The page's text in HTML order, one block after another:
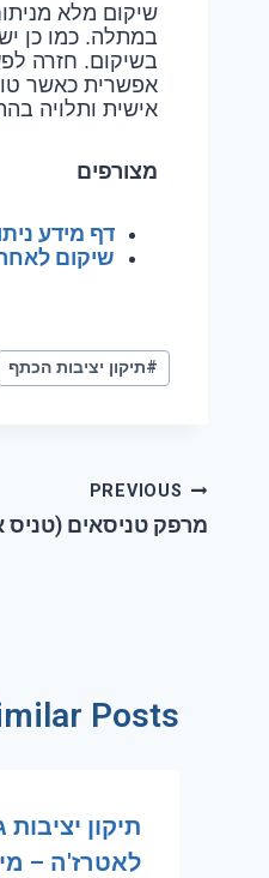
במתלה. כמו כן
בשיקום. חזרה
אפשרית כאשר
אישית ותלויה
מצורפים
דף מידע
שיקום
#תיקון יציבות הכתף
PREVIOUS
מרפק טניסאים (טניס
Posts
תיקון
לאטרז'ה –